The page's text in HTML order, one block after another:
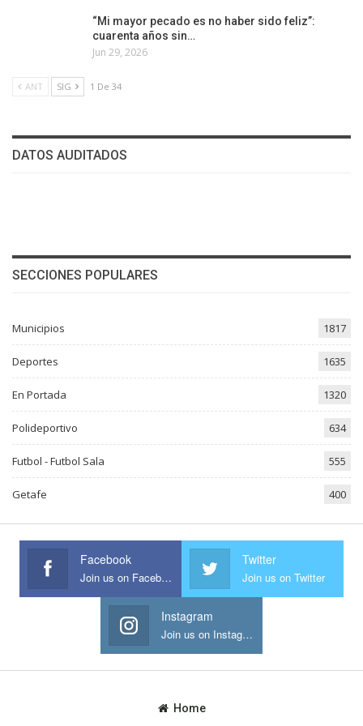
“Mi mayor pecado es no haber sido feliz”:
cuarenta años sin…
Jun 29, 2026
ANT SIG 1 De 34
DATOS AUDITADOS
SECCIONES POPULARES
Municipios 1817
Deportes 1635
En Portada 1320
Polideportivo 634
Futbol - Futbol Sala 555
Getafe 400
Facebook
Join us on Facebook
Twitter
Join us on Twitter
Instagram
Join us on Instagram
Home